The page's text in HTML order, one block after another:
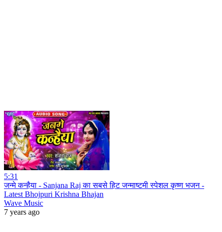
5:31
जन्मे कन्हैया - Sanjana Raj का सबसे हिट जन्माष्टमी स्पेशल कृष्ण भजन -
Latest Bhojpuri Krishna Bhajan
Wave Music
7 years ago